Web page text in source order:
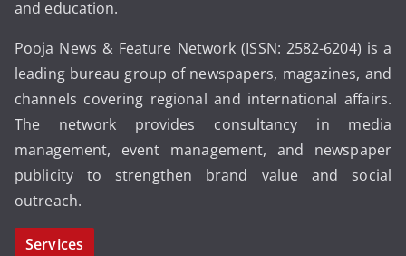
and education.
Pooja News & Feature Network (ISSN: 2582-6204) is a
leading bureau group of newspapers, magazines, and
channels covering regional and international affairs.
The network provides consultancy in media
management, event management, and newspaper
publicity to strengthen brand value and social
outreach.
Services